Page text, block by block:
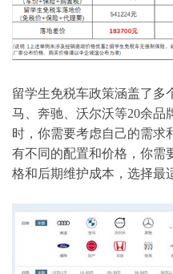
留学生免税车政策涵盖了多
马、奔驰、沃尔沃等20余品
时，你需要考虑自己的需求
有不同的配置和价格，你需
格和后期维护成本，选择最